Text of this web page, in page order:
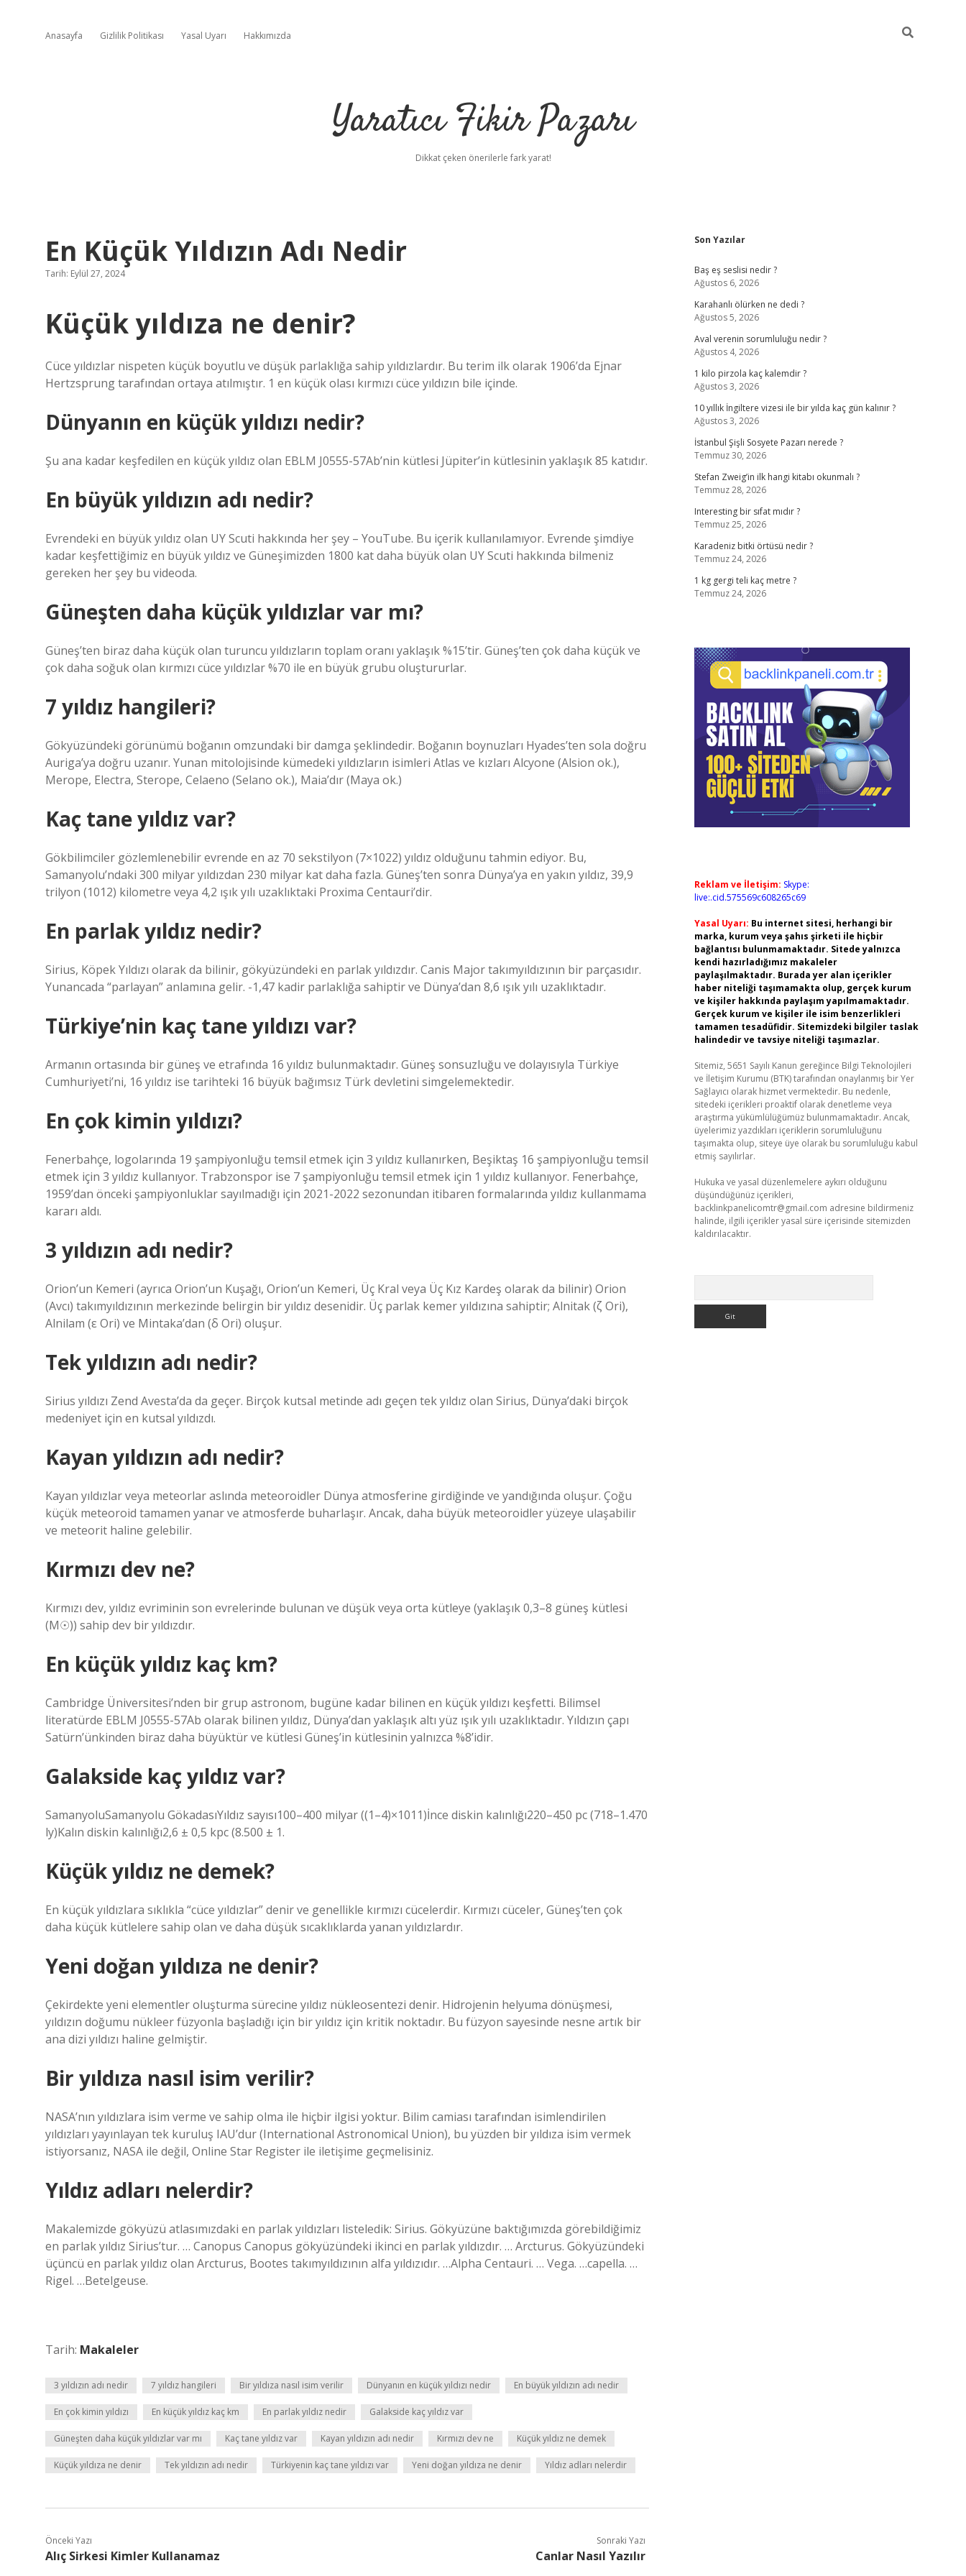
Anasayfa Gizlilik Politikası Yasal Uyarı Hakkımızda
Yaratıcı Fikir Pazarı
Dikkat çeken önerilerle fark yarat!
En Küçük Yıldızın Adı Nedir
Tarih: Eylül 27, 2024
Küçük yıldıza ne denir?
Cüce yıldızlar nispeten küçük boyutlu ve düşük parlaklığa sahip yıldızlardır. Bu terim ilk olarak 1906’da Ejnar
Hertzsprung tarafından ortaya atılmıştır. 1 en küçük olası kırmızı cüce yıldızın bile içinde.
Dünyanın en küçük yıldızı nedir?
Şu ana kadar keşfedilen en küçük yıldız olan EBLM J0555-57Ab’nin kütlesi Jüpiter’in kütlesinin yaklaşık 85 katıdır.
En büyük yıldızın adı nedir?
Evrendeki en büyük yıldız olan UY Scuti hakkında her şey – YouTube. Bu içerik kullanılamıyor. Evrende şimdiye
kadar keşfettiğimiz en büyük yıldız ve Güneşimizden 1800 kat daha büyük olan UY Scuti hakkında bilmeniz
gereken her şey bu videoda.
Güneşten daha küçük yıldızlar var mı?
Güneş’ten biraz daha küçük olan turuncu yıldızların toplam oranı yaklaşık %15’tir. Güneş’ten çok daha küçük ve
çok daha soğuk olan kırmızı cüce yıldızlar %70 ile en büyük grubu oluştururlar.
7 yıldız hangileri?
Gökyüzündeki görünümü boğanın omzundaki bir damga şeklindedir. Boğanın boynuzları Hyades’ten sola doğru
Auriga’ya doğru uzanır. Yunan mitolojisinde kümedeki yıldızların isimleri Atlas ve kızları Alcyone (Alsion ok.),
Merope, Electra, Sterope, Celaeno (Selano ok.), Maia’dır (Maya ok.)
Kaç tane yıldız var?
Gökbilimciler gözlemlenebilir evrende en az 70 sekstilyon (7×1022) yıldız olduğunu tahmin ediyor. Bu,
Samanyolu’ndaki 300 milyar yıldızdan 230 milyar kat daha fazla. Güneş’ten sonra Dünya’ya en yakın yıldız, 39,9
trilyon (1012) kilometre veya 4,2 ışık yılı uzaklıktaki Proxima Centauri’dir.
En parlak yıldız nedir?
Sirius, Köpek Yıldızı olarak da bilinir, gökyüzündeki en parlak yıldızdır. Canis Major takımyıldızının bir parçasıdır.
Yunancada “parlayan” anlamına gelir. -1,47 kadir parlaklığa sahiptir ve Dünya’dan 8,6 ışık yılı uzaklıktadır.
Türkiye’nin kaç tane yıldızı var?
Armanın ortasında bir güneş ve etrafında 16 yıldız bulunmaktadır. Güneş sonsuzluğu ve dolayısıyla Türkiye
Cumhuriyeti’ni, 16 yıldız ise tarihteki 16 büyük bağımsız Türk devletini simgelemektedir.
En çok kimin yıldızı?
Fenerbahçe, logolarında 19 şampiyonluğu temsil etmek için 3 yıldız kullanırken, Beşiktaş 16 şampiyonluğu temsil
etmek için 3 yıldız kullanıyor. Trabzonspor ise 7 şampiyonluğu temsil etmek için 1 yıldız kullanıyor. Fenerbahçe,
1959’dan önceki şampiyonluklar sayılmadığı için 2021-2022 sezonundan itibaren formalarında yıldız kullanmama
kararı aldı.
3 yıldızın adı nedir?
Orion’un Kemeri (ayrıca Orion’un Kuşağı, Orion’un Kemeri, Üç Kral veya Üç Kız Kardeş olarak da bilinir) Orion
(Avcı) takımyıldızının merkezinde belirgin bir yıldız desenidir. Üç parlak kemer yıldızına sahiptir; Alnitak (ζ Ori),
Alnilam (ε Ori) ve Mintaka’dan (δ Ori) oluşur.
Tek yıldızın adı nedir?
Sirius yıldızı Zend Avesta’da da geçer. Birçok kutsal metinde adı geçen tek yıldız olan Sirius, Dünya’daki birçok
medeniyet için en kutsal yıldızdı.
Kayan yıldızın adı nedir?
Kayan yıldızlar veya meteorlar aslında meteoroidler Dünya atmosferine girdiğinde ve yandığında oluşur. Çoğu
küçük meteoroid tamamen yanar ve atmosferde buharlaşır. Ancak, daha büyük meteoroidler yüzeye ulaşabilir
ve meteorit haline gelebilir.
Kırmızı dev ne?
Kırmızı dev, yıldız evriminin son evrelerinde bulunan ve düşük veya orta kütleye (yaklaşık 0,3–8 güneş kütlesi
(M☉)) sahip dev bir yıldızdır.
En küçük yıldız kaç km?
Cambridge Üniversitesi’nden bir grup astronom, bugüne kadar bilinen en küçük yıldızı keşfetti. Bilimsel
literatürde EBLM J0555-57Ab olarak bilinen yıldız, Dünya’dan yaklaşık altı yüz ışık yılı uzaklıktadır. Yıldızın çapı
Satürn’ünkinden biraz daha büyüktür ve kütlesi Güneş’in kütlesinin yalnızca %8’idir.
Galakside kaç yıldız var?
SamanyoluSamanyolu GökadasıYıldız sayısı100–400 milyar ((1–4)×1011)İnce diskin kalınlığı220–450 pc (718–1.470
ly)Kalın diskin kalınlığı2,6 ± 0,5 kpc (8.500 ± 1.
Küçük yıldız ne demek?
En küçük yıldızlara sıklıkla “cüce yıldızlar” denir ve genellikle kırmızı cücelerdir. Kırmızı cüceler, Güneş’ten çok
daha küçük kütlelere sahip olan ve daha düşük sıcaklıklarda yanan yıldızlardır.
Yeni doğan yıldıza ne denir?
Çekirdekte yeni elementler oluşturma sürecine yıldız nükleosentezi denir. Hidrojenin helyuma dönüşmesi,
yıldızın doğumu nükleer füzyonla başladığı için bir yıldız için kritik noktadır. Bu füzyon sayesinde nesne artık bir
ana dizi yıldızı haline gelmiştir.
Bir yıldıza nasıl isim verilir?
NASA’nın yıldızlara isim verme ve sahip olma ile hiçbir ilgisi yoktur. Bilim camiası tarafından isimlendirilen
yıldızları yayınlayan tek kuruluş IAU’dur (International Astronomical Union), bu yüzden bir yıldıza isim vermek
istiyorsanız, NASA ile değil, Online Star Register ile iletişime geçmelisiniz.
Yıldız adları nelerdir?
Makalemizde gökyüzü atlasımızdaki en parlak yıldızları listeledik: Sirius. Gökyüzüne baktığımızda görebildiğimiz
en parlak yıldız Sirius’tur. … Canopus Canopus gökyüzündeki ikinci en parlak yıldızdır. … Arcturus. Gökyüzündeki
üçüncü en parlak yıldız olan Arcturus, Bootes takımyıldızının alfa yıldızıdır. …Alpha Centauri. … Vega. …capella. …
Rigel. …Betelgeuse.
Tarih: Makaleler
3 yıldızın adı nedir 7 yıldız hangileri Bir yıldıza nasıl isim verilir Dünyanın en küçük yıldızı nedir En büyük yıldızın adı nedir
En çok kimin yıldızı En küçük yıldız kaç km En parlak yıldız nedir Galakside kaç yıldız var
Güneşten daha küçük yıldızlar var mı Kaç tane yıldız var Kayan yıldızın adı nedir Kırmızı dev ne Küçük yıldız ne demek
Küçük yıldıza ne denir Tek yıldızın adı nedir Türkiyenin kaç tane yıldızı var Yeni doğan yıldıza ne denir Yıldız adları nelerdir
Önceki Yazı
Alıç Sirkesi Kimler Kullanamaz
Sonraki Yazı
Canlar Nasıl Yazılır
Sidebar
Son Yazılar
Baş eş seslisi nedir ?
Ağustos 6, 2026
Karahanlı ölürken ne dedi ?
Ağustos 5, 2026
Aval verenin sorumluluğu nedir ?
Ağustos 4, 2026
1 kilo pirzola kaç kalemdir ?
Ağustos 3, 2026
10 yıllık İngiltere vizesi ile bir yılda kaç gün kalınır ?
Ağustos 3, 2026
İstanbul Şişli Sosyete Pazarı nerede ?
Temmuz 30, 2026
Stefan Zweig’in ilk hangi kitabı okunmalı ?
Temmuz 28, 2026
Interesting bir sıfat mıdır ?
Temmuz 25, 2026
Karadeniz bitki örtüsü nedir ?
Temmuz 24, 2026
1 kg gergi teli kaç metre ?
Temmuz 24, 2026
Reklam ve İletişim: Skype:
live:.cid.575569c608265c69
Yasal Uyarı: Bu internet sitesi, herhangi bir
marka, kurum veya şahıs şirketi ile hiçbir
bağlantısı bulunmamaktadır. Sitede yalnızca
kendi hazırladığımız makaleler
paylaşılmaktadır. Burada yer alan içerikler
haber niteliği taşımamakta olup, gerçek kurum
ve kişiler hakkında paylaşım yapılmamaktadır.
Gerçek kurum ve kişiler ile isim benzerlikleri
tamamen tesadüfidir. Sitemizdeki bilgiler taslak
halindedir ve tavsiye niteliği taşımazlar.
Sitemiz, 5651 Sayılı Kanun gereğince Bilgi Teknolojileri
ve İletişim Kurumu (BTK) tarafından onaylanmış bir Yer
Sağlayıcı olarak hizmet vermektedir. Bu nedenle,
sitedeki içerikleri proaktif olarak denetleme veya
araştırma yükümlülüğümüz bulunmamaktadır. Ancak,
üyelerimiz yazdıkları içeriklerin sorumluluğunu
taşımakta olup, siteye üye olarak bu sorumluluğu kabul
etmiş sayılırlar.
Hukuka ve yasal düzenlemelere aykırı olduğunu
düşündüğünüz içerikleri,
backlinkpanelicomtr@gmail.com adresine bildirmeniz
halinde, ilgili içerikler yasal süre içerisinde sitemizden
kaldırılacaktır.